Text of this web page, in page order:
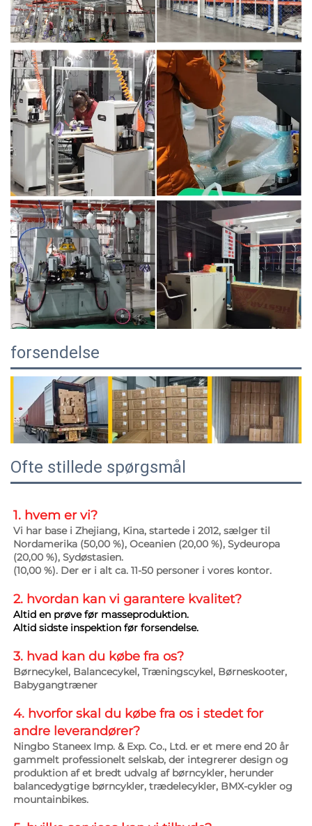
forsendelse
Ofte stillede spørgsmål
1. hvem er vi?
Vi har base i Zhejiang, Kina, startede i 2012, sælger til
Nordamerika (50,00 %), Oceanien (20,00 %), Sydeuropa
(20,00 %), Sydøstasien.
(10,00 %). Der er i alt ca. 11-50 personer i vores kontor.
2. hvordan kan vi garantere kvalitet?
Altid en prøve før masseproduktion.
Altid sidste inspektion før forsendelse.
3. hvad kan du købe fra os?
Børnecykel, Balancecykel, Træningscykel, Børneskooter,
Babygangtræner
4. hvorfor skal du købe fra os i stedet for
andre leverandører?
Ningbo Staneex Imp. & Exp. Co., Ltd. er et mere end 20 år
gammelt professionelt selskab, der integrerer design og
produktion af et bredt udvalg af børncykler, herunder
balancedygtige børncykler, trædelecykler, BMX-cykler og
mountainbikes.